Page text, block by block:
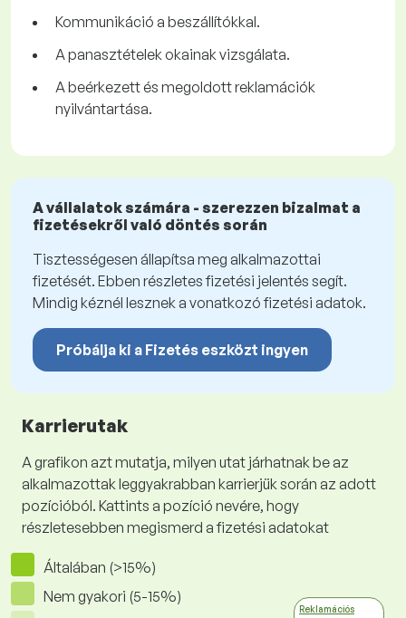
Kommunikáció a beszállítókkal.
A panasztételek okainak vizsgálata.
A beérkezett és megoldott reklamációk
nyilvántartása.
A vállalatok számára - szerezzen bizalmat a
fizetésekről való döntés során
Tisztességesen állapítsa meg alkalmazottai
fizetését. Ebben részletes fizetési jelentés segít.
Mindig kéznél lesznek a vonatkozó fizetési adatok.
Próbálja ki a Fizetés eszközt ingyen
Karrierutak
A grafikon azt mutatja, milyen utat járhatnak be az
alkalmazottak leggyakrabban karrierjük során az adott
pozícióból. Kattints a pozíció nevére, hogy
részletesebben megismerd a fizetési adatokat
Általában (>15%)
Nem gyakori (5-15%)
Reklamációs